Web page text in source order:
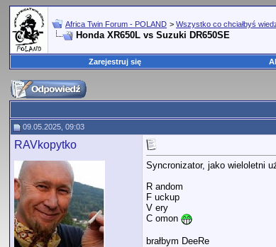
Africa Twin Forum - POLAND > Wszystko co chciałbyś
Honda XR650L vs Suzuki DR650SE
Zarejestruj się
09.05.2025, 09:03
RAVkopytko
Syncronizator, jako wieloletni
R andom
F uckup
V ery
C omon
brałbym DeeRe